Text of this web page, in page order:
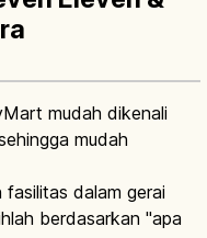
mudah dikenali
mudah
dalam gerai
berdasarkan "apa